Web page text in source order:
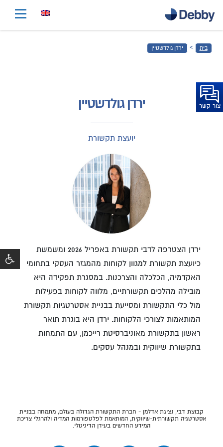
דלג
לתוכן
צור קשר
בית › ירדן גולדשטיין
ירדן גולדשטיין
יועצת תקשורת
ירדן הצטרפה לדבי תקשורת באפריל 2026 ומשמשת
כיועצת תקשורת למגוון לקוחות מהמגזר העסקי בתחומי
האקדמיה, הכלכלה והצרכנות. במסגרת תפקידה היא
מובילה מהלכים תקשורתיים, מלווה לקוחות בפעילות
מול כלי התקשורת ומסייעת בבניית אסטרטגיות תקשורת
המותאמות לצורכי הלקוחות. ירדן היא בוגרת תואר
ראשון בתקשורת מאוניברסיטת רייכמן, עם התמחות
בתקשורת שיווקית ובמנהל עסקים.
קבוצת דבי, נציגת אדלמן - חברת התקשורת הגדולה בעולם, מתמחה בבניית
אסטרטגיה תקשורתית-שיווקית, המותאמת לפלטפורמות המדיה ולהרגלי צריכת
המידע החדשים בעידן הדיגיטלי.